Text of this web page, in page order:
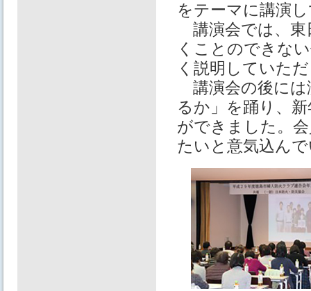
をテーマに講演
講演会では、東
くことのできな
く説明していた
講演会の後には
るか」を踊り、
ができました。
たいと意気込ん